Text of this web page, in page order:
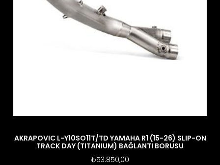
AKRAPOVIC L-Y10SO11T/TD YAMAHA R1 (15-26) SLIP-ON
TRACK DAY (TITANIUM) BAĞLANTI BORUSU
₺53.850,00